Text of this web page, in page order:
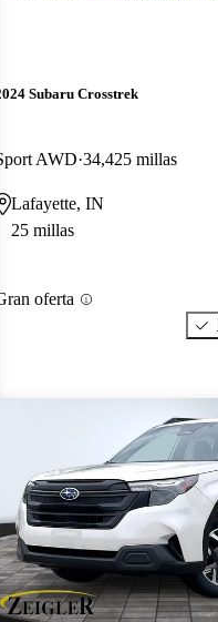
Subaru Crosstrek
AWD 34,425 millas
Lafayette, IN
25 millas
oferta
este Aviso